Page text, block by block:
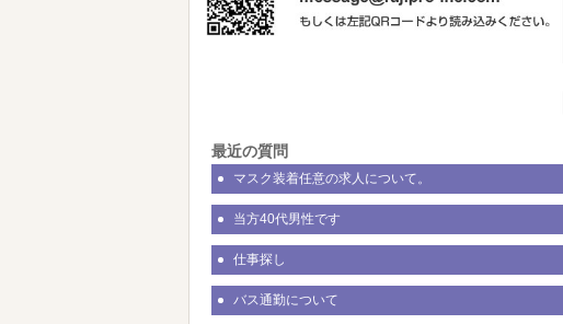
最近の質問
マスク装着任意の求人について。
当方40代男性です
仕事探し
バス通勤について